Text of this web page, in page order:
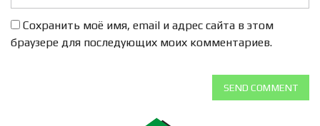
Сохранить моё имя, email и адрес сайта в этом
браузере для последующих моих комментариев.
SEND COMMENT